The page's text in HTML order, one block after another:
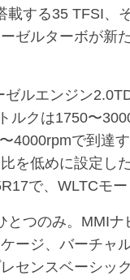
する35 TFSI、
ゼルターボが新
ルエンジン
ルクは1750〜
4000rpmで到達
を低めに設定し
で、WLTCモー
つのみ。MMIナ
ージ、バーチャ
センスベーシッ